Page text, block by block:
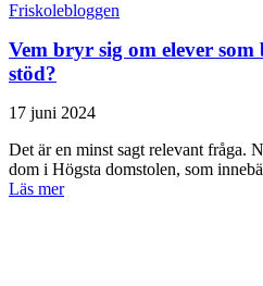
Friskolebloggen
Vem bryr sig om elever
stöd?
17 juni 2024
Det är en minst sagt relevant fråga.
dom i Högsta domstolen, som
Läs mer